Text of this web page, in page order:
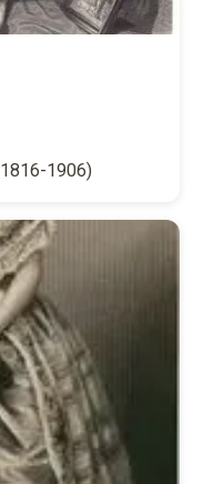
1906)